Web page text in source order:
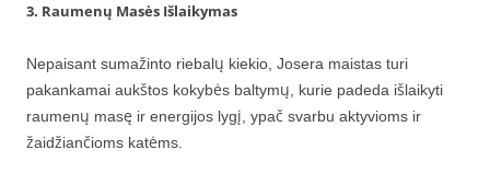
3. Raumenų Masės Išlaikymas
Nepaisant sumažinto riebalų kiekio, Josera maistas turi
pakankamai aukštos kokybės baltymų, kurie padeda išlaikyti
raumenų masę ir energijos lygį, ypač svarbu aktyvioms ir
žaidžiančioms katėms.